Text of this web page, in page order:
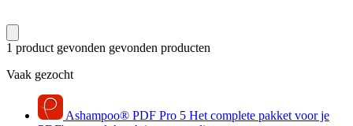
1 product gevonden gevonden producten
Vaak gezocht
Ashampoo® PDF Pro 5 Het complete pakket voor je